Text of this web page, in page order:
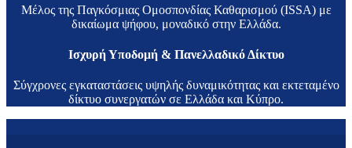
Μέλος της Παγκόσμιας Ομοσπονδίας Καθαρισμού (ISSA) με
δικαίωμα ψήφου, μοναδικό στην Ελλάδα.
Ισχυρή Υποδομή & Πανελλαδικό Δίκτυο
Σύγχρονες εγκαταστάσεις υψηλής δυναμικότητας και εκτεταμένο
δίκτυο συνεργατών σε Ελλάδα και Κύπρο.